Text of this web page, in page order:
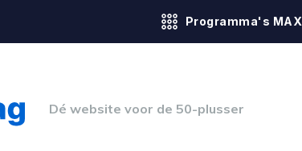
Programma's MAX
Dé website voor de 50-plusser